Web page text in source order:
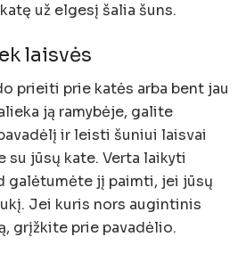
už elgesį šalia šuns.
laisvės
prieiti prie katės arba bent jau
ją ramybėje, galite
ir leisti šuniui laisvai
su jūsų kate. Verta laikyti
galėtumėte jį paimti, jei jūsų
Jei kuris nors augintinis
grįžkite prie pavadėlio.